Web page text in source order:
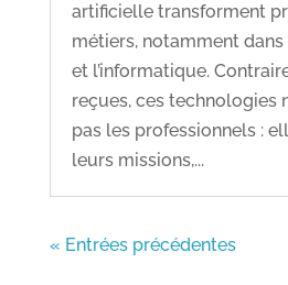
artificielle transforment
métiers, notamment
et l’informatique.
reçues, ces technologies
pas les professionnels :
leurs missions,...
« Entrées précédentes